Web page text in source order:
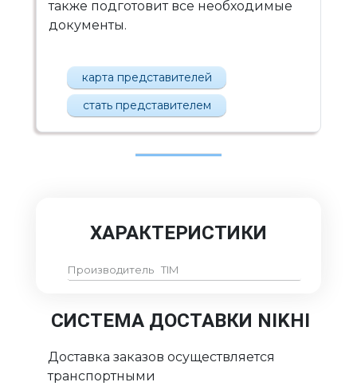
также подготовит все необходимые
документы.
карта представителей
стать представителем
ХАРАКТЕРИСТИКИ
Производитель TIM
СИСТЕМА ДОСТАВКИ NIKHI
Доставка заказов осуществляется
транспортными